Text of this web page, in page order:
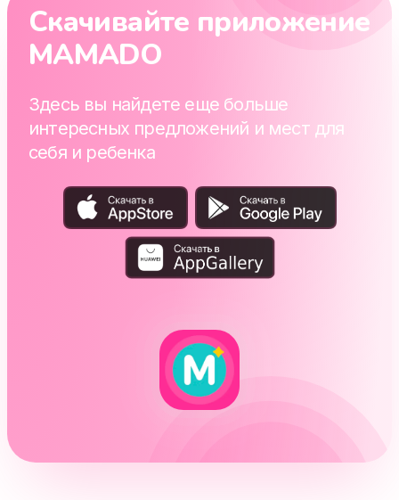
Скачивайте приложение
MAMADO
Здесь вы найдете еще больше
интересных предложений и мест для
себя и ребенка